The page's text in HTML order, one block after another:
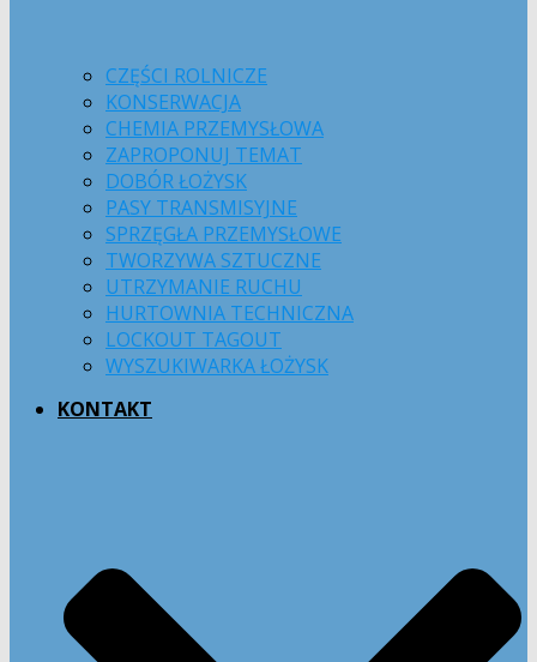
CZĘŚCI ROLNICZE
KONSERWACJA
CHEMIA PRZEMYSŁOWA
ZAPROPONUJ TEMAT
DOBÓR ŁOŻYSK
PASY TRANSMISYJNE
SPRZĘGŁA PRZEMYSŁOWE
TWORZYWA SZTUCZNE
UTRZYMANIE RUCHU
HURTOWNIA TECHNICZNA
LOCKOUT TAGOUT
WYSZUKIWARKA ŁOŻYSK
KONTAKT